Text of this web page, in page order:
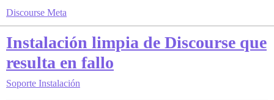
Discourse Meta
Instalación limpia de Discourse que
resulta en fallo
Soporte Instalación